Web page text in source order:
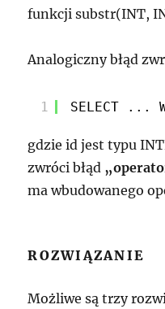
funkcji substr(INT,
Analogiczny błąd
1 SELECT ...
gdzie id jest typu
zwróci błąd
ma wbudowanego
ROZWIĄZANIE
Możliwe są trzy